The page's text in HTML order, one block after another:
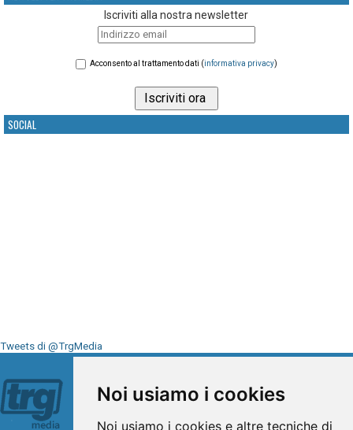
Noi usiamo i cookies
Noi usiamo i cookies e altre tecniche di
Iscriviti alla nostra newsletter
Acconsento al trattamento dati (informativa privacy)
SOCIAL
Tweets di @TrgMedia